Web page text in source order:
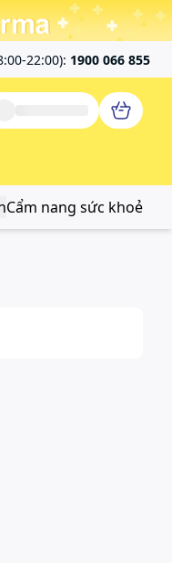
22:00): 1900 066 855
Cẩm nang sức khoẻ